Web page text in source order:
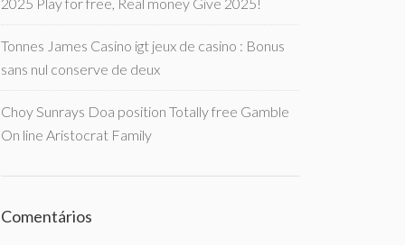
Tonnes James Casino igt jeux de casino : Bonus
sans nul conserve de deux
Choy Sunrays Doa position Totally free Gamble
On line Aristocrat Family
Comentários